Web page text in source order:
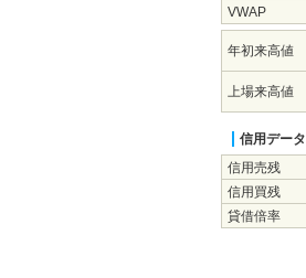
VWAP
年初来高値
上場来高値
信用データ
信用売残
信用買残
貸借倍率